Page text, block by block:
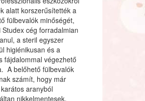
alatt korszerűsítették a
fülbevalók minőségét,
cég forradalmian
a steril egyszer
higiénikusan és a
fájdalommal végezhető
A belőhető fülbevalók
számít, hogy már
aranyból
nikkelmentesek.